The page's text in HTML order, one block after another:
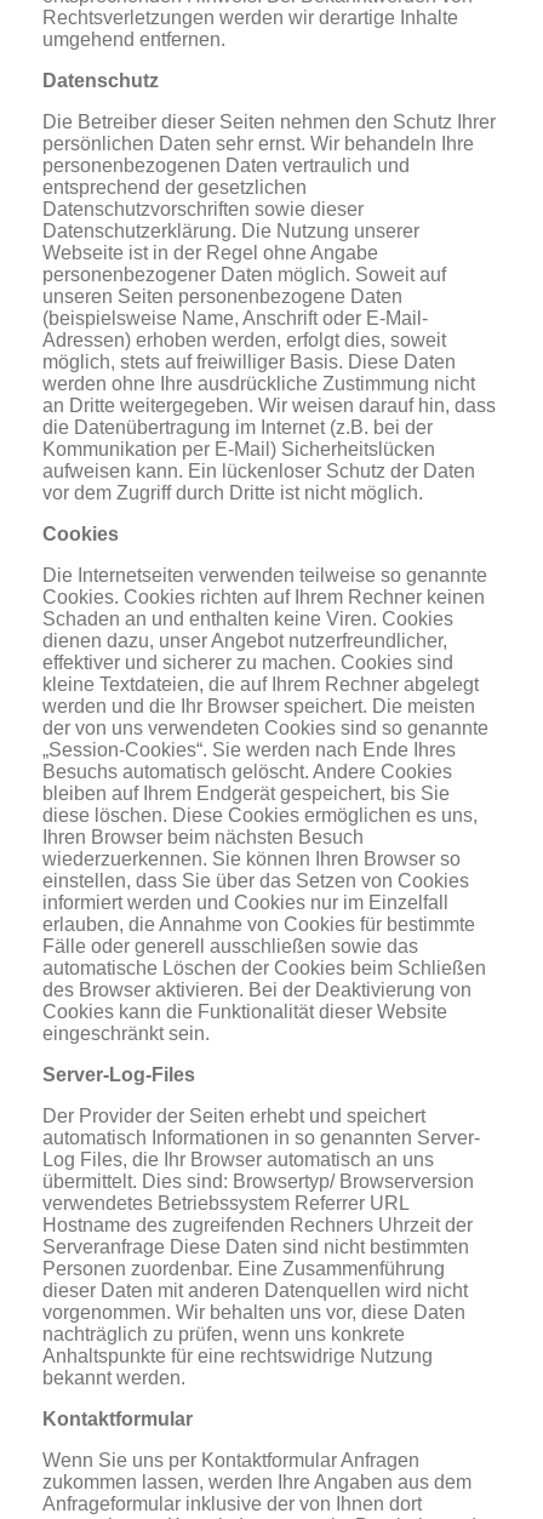
Rechtsverletzungen werden wir derartige Inhalte
umgehend entfernen.
Datenschutz
Die Betreiber dieser Seiten nehmen den Schutz Ihrer
persönlichen Daten sehr ernst. Wir behandeln Ihre
personenbezogenen Daten vertraulich und
entsprechend der gesetzlichen
Datenschutzvorschriften sowie dieser
Datenschutzerklärung. Die Nutzung unserer
Webseite ist in der Regel ohne Angabe
personenbezogener Daten möglich. Soweit auf
unseren Seiten personenbezogene Daten
(beispielsweise Name, Anschrift oder E-Mail-
Adressen) erhoben werden, erfolgt dies, soweit
möglich, stets auf freiwilliger Basis. Diese Daten
werden ohne Ihre ausdrückliche Zustimmung nicht
an Dritte weitergegeben. Wir weisen darauf hin, dass
die Datenübertragung im Internet (z.B. bei der
Kommunikation per E-Mail) Sicherheitslücken
aufweisen kann. Ein lückenloser Schutz der Daten
vor dem Zugriff durch Dritte ist nicht möglich.
Cookies
Die Internetseiten verwenden teilweise so genannte
Cookies. Cookies richten auf Ihrem Rechner keinen
Schaden an und enthalten keine Viren. Cookies
dienen dazu, unser Angebot nutzerfreundlicher,
effektiver und sicherer zu machen. Cookies sind
kleine Textdateien, die auf Ihrem Rechner abgelegt
werden und die Ihr Browser speichert. Die meisten
der von uns verwendeten Cookies sind so genannte
„Session-Cookies“. Sie werden nach Ende Ihres
Besuchs automatisch gelöscht. Andere Cookies
bleiben auf Ihrem Endgerät gespeichert, bis Sie
diese löschen. Diese Cookies ermöglichen es uns,
Ihren Browser beim nächsten Besuch
wiederzuerkennen. Sie können Ihren Browser so
einstellen, dass Sie über das Setzen von Cookies
informiert werden und Cookies nur im Einzelfall
erlauben, die Annahme von Cookies für bestimmte
Fälle oder generell ausschließen sowie das
automatische Löschen der Cookies beim Schließen
des Browser aktivieren. Bei der Deaktivierung von
Cookies kann die Funktionalität dieser Website
eingeschränkt sein.
Server-Log-Files
Der Provider der Seiten erhebt und speichert
automatisch Informationen in so genannten Server-
Log Files, die Ihr Browser automatisch an uns
übermittelt. Dies sind: Browsertyp/ Browserversion
verwendetes Betriebssystem Referrer URL
Hostname des zugreifenden Rechners Uhrzeit der
Serveranfrage Diese Daten sind nicht bestimmten
Personen zuordenbar. Eine Zusammenführung
dieser Daten mit anderen Datenquellen wird nicht
vorgenommen. Wir behalten uns vor, diese Daten
nachträglich zu prüfen, wenn uns konkrete
Anhaltspunkte für eine rechtswidrige Nutzung
bekannt werden.
Kontaktformular
Wenn Sie uns per Kontaktformular Anfragen
zukommen lassen, werden Ihre Angaben aus dem
Anfrageformular inklusive der von Ihnen dort